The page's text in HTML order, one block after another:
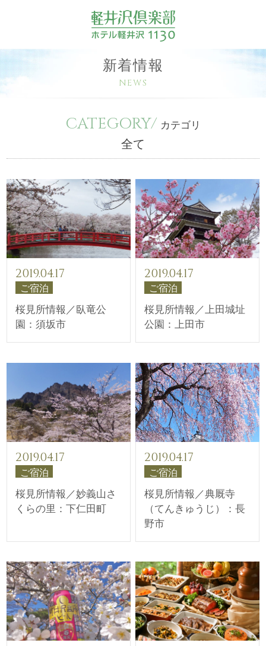
新着情報
NEWS
CATEGORY/ カテゴリ
全て
2019.04.17
ご宿泊
桜見所情報／臥竜公
園：須坂市
2019.04.17
ご宿泊
桜見所情報／上田城址
公園：上田市
2019.04.17
ご宿泊
桜見所情報／妙義山さ
くらの里：下仁田町
2019.04.17
ご宿泊
桜見所情報／典厩寺
（てんきゅうじ）：長
野市